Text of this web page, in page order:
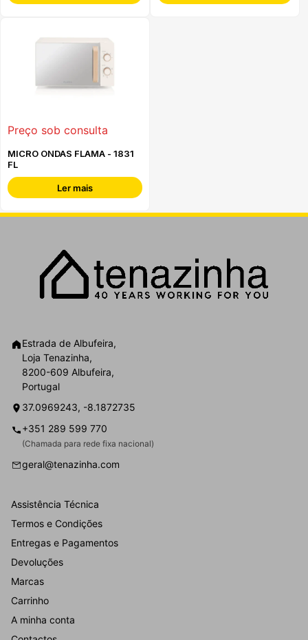
Preço sob consulta
MICRO ONDAS FLAMA - 1831
FL
Ler mais
Estrada de Albufeira,
Loja Tenazinha,
8200-609 Albufeira,
Portugal
37.0969243, -8.1872735
+351 289 599 770
(Chamada para rede fixa nacional)
geral@tenazinha.com
Assistência Técnica
Termos e Condições
Entregas e Pagamentos
Devoluções
Marcas
Carrinho
A minha conta